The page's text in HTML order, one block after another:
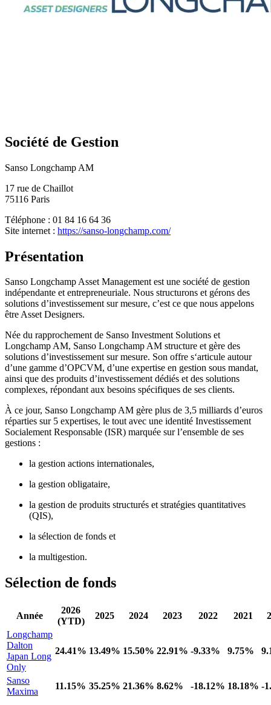
Société de Gestion
Sanso Longchamp AM
17 rue de Chaillot
75116 Paris
Téléphone : 01 84 16 64 36
Site internet : https://sanso-longchamp.com/
Présentation
Sanso Longchamp Asset Management est une société de gestion
indépendante et entrepreneuriale. Nous structurons et gérons des
solutions d’investissement sur mesure, c’est ce que nous appelons
être Asset Designers.
Née du rapprochement de Sanso Investment Solutions et
Longchamp AM, Sanso Longchamp AM structure et gère des
solutions d’investissement sur mesure. Son offre s‘articule autour
d’une gamme d’OPCVM, d’une expertise en gestion sous mandat,
ainsi que des produits d’investissement dédiés et des solutions
complexes, répondant aux besoins spécifiques de ses clients.
À ce jour, Sanso Longchamp AM gère plus de 3,5 milliards d’euros
réparties sur 5 expertises, le tout avec une identité Investissement
Socialement Responsable (ISR) marquée sur l’ensemble de ses
gestions :
la gestion actions internationales,
la gestion obligataire,
la gestion de produits structurés et stratégies quantitatives
(QIS),
la sélection de fonds et
la multigestion.
Sélection de fonds
Année
2026
(YTD)
2025 2024 2023 2022 2021
Longchamp
Dalton
Japan Long
Only
24.41% 13.49% 15.50% 22.91% -9.33% 9.75%
Sanso
Maxima
11.15% 35.25% 21.36% 8.62% -18.12% 18.18% -